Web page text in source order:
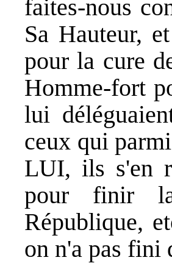
faites-nous
Sa Hauteur,
pour la cure
Homme-fort
lui
ceux qui
LUI, ils s'en
pour finir
République,
on n'a pas fini